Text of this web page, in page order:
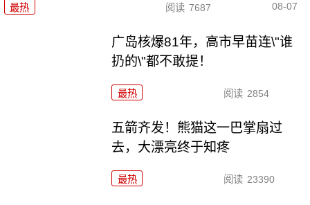
最热 阅读 7687 08-07
广岛核爆81年，高市早苗连\"谁
扔的\"都不敢提！
最热 阅读 2854
五箭齐发！熊猫这一巴掌扇过
去，大漂亮终于知疼
最热 阅读 23390